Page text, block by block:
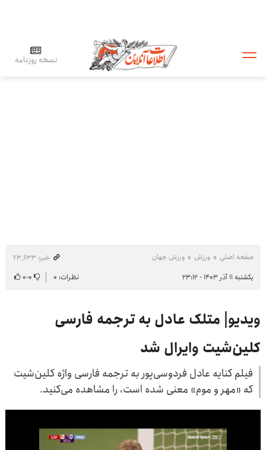
نسخه روزنامه
صفحه اصلی ورزش ورزش جهان
خبر: ۷۳٬۶۳۳
یکشنبه ۱۱ آذر ۱۴۰۳ - ۲۳:۱۲
نظرات: ۰ ۰-۰
ویدیو| متلک عادل به ترجمه فارسی
کلین‌شیت وایرال شد
فیلم کنایه عادل فردوسی‌پور به ترجمه فارسی واژه کلین‌شیت
که «مهر و موم» معنی شده است، را مشاهده می‌کنید.